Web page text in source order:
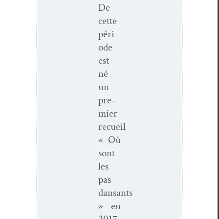
De
cette
péri­
ode
est
né
un
pre­
mier
recueil
« Où
sont
les
pas
dansants
» en